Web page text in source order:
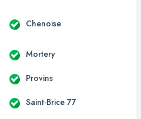
Chenoise
Mortery
Provins
Saint-Brice 77